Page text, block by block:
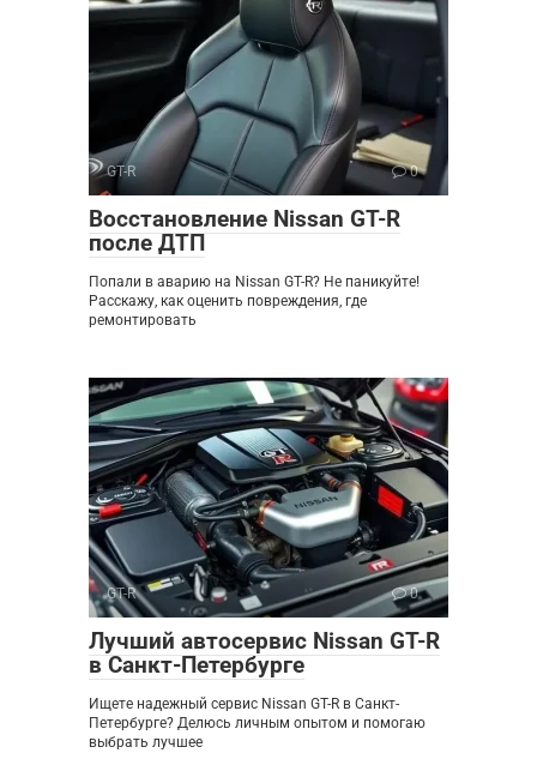
GT-R 0
Восстановление Nissan GT-R
после ДТП
Попали в аварию на Nissan GT-R? Не паникуйте!
Расскажу, как оценить повреждения, где
ремонтировать
GT-R 0
Лучший автосервис Nissan GT-R
в Санкт-Петербурге
Ищете надежный сервис Nissan GT-R в Санкт-
Петербурге? Делюсь личным опытом и помогаю
выбрать лучшее